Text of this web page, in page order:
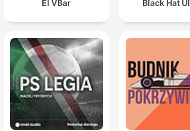
El VBar Black Hat